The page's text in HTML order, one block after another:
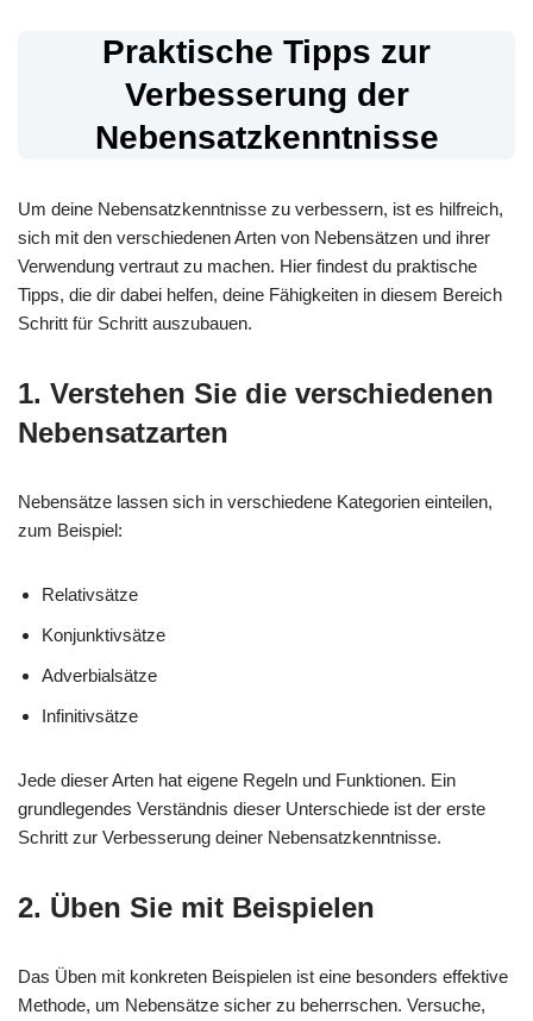
Praktische Tipps zur
Verbesserung der
Nebensatzkenntnisse
Um deine Nebensatzkenntnisse zu verbessern, ist es hilfreich,
sich mit den verschiedenen Arten von Nebensätzen und ihrer
Verwendung vertraut zu machen. Hier findest du praktische
Tipps, die dir dabei helfen, deine Fähigkeiten in diesem Bereich
Schritt für Schritt auszubauen.
1. Verstehen Sie die verschiedenen
Nebensatzarten
Nebensätze lassen sich in verschiedene Kategorien einteilen,
zum Beispiel:
Relativsätze
Konjunktivsätze
Adverbialsätze
Infinitivsätze
Jede dieser Arten hat eigene Regeln und Funktionen. Ein
grundlegendes Verständnis dieser Unterschiede ist der erste
Schritt zur Verbesserung deiner Nebensatzkenntnisse.
2. Üben Sie mit Beispielen
Das Üben mit konkreten Beispielen ist eine besonders effektive
Methode, um Nebensätze sicher zu beherrschen. Versuche,